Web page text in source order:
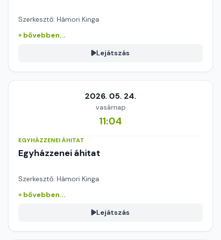
Szerkesztő: Hámori Kinga
» bővebben...
Lejátszás
2026. 05. 24.
vasárnap
11:04
EGYHÁZZENEI ÁHITAT
Egyházzenei áhitat
Szerkesztő: Hámori Kinga
» bővebben...
Lejátszás